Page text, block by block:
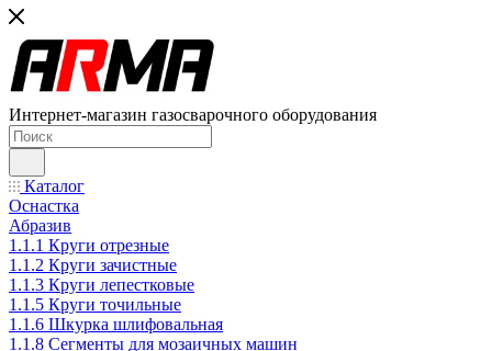
Интернет-магазин газосварочного оборудования
Каталог
Оснастка
Абразив
1.1.1 Круги отрезные
1.1.2 Круги зачистные
1.1.3 Круги лепестковые
1.1.5 Круги точильные
1.1.6 Шкурка шлифовальная
1.1.8 Сегменты для мозаичных машин